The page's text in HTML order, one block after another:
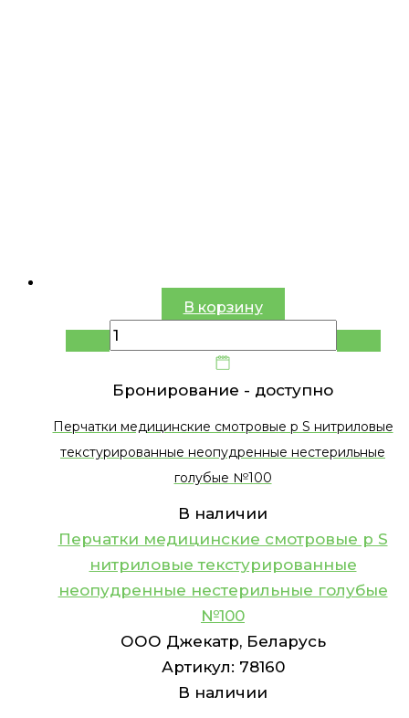
В корзину
Бронирование - доступно
Перчатки медицинские смотровые р S нитриловые
текстурированные неопудренные нестерильные
голубые №100
В наличии
Перчатки медицинские смотровые р S
нитриловые текстурированные
неопудренные нестерильные голубые
№100
ООО Джекатр, Беларусь
Артикул: 78160
В наличии